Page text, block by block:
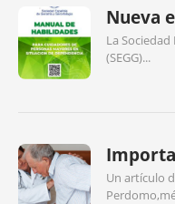
Nueva
La
(SEGG)...
Un artículo